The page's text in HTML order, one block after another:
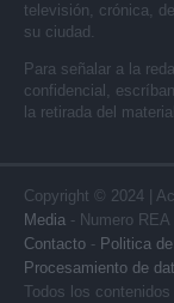
televisión, crónica,
su ciudad.
Para señalar a la
confidencial,
la retirada del
Copyright © 2024 |
Media - Numero
Contacto - Politica
Procesamiento de
Todos los